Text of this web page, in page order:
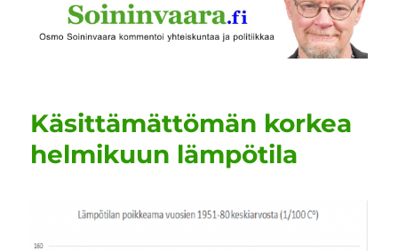
Käsittämättömän korkea
helmikuun lämpötila